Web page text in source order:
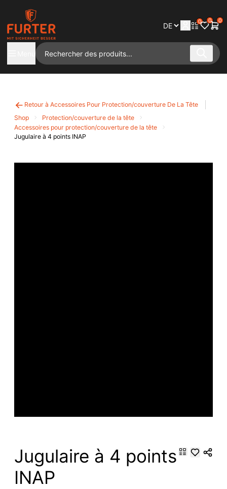
0 0 0
Retour à Accessoires Pour Protection/couverture De La Tête
Shop
Protection/couverture de la tête
Accessoires pour protection/couverture de la tête
Jugulaire à 4 points INAP
Jugulaire à 4 points
INAP